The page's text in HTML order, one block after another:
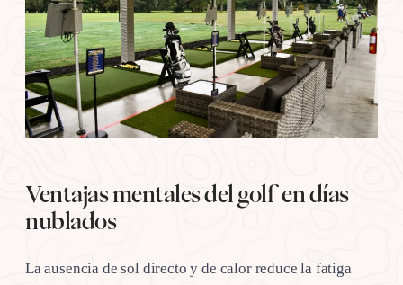
Ventajas mentales del golf en días
nublados
La ausencia de sol directo y de calor reduce la fatiga